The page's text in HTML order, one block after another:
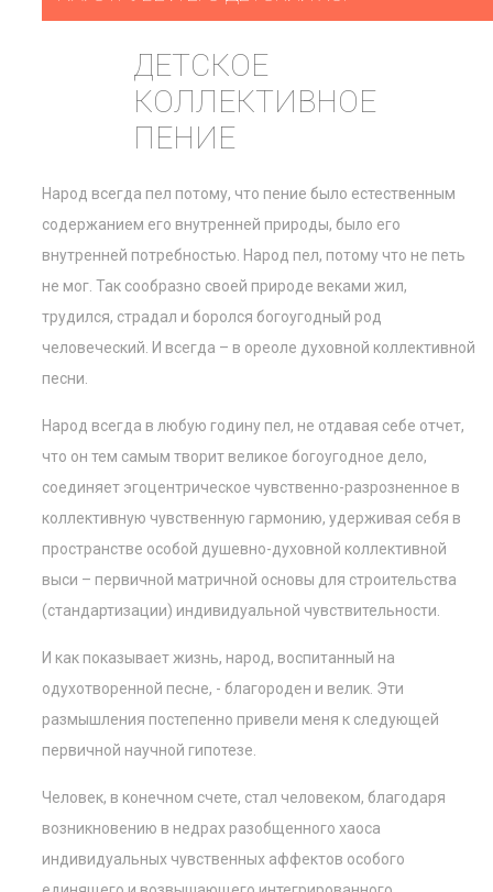
ДЕТСКОЕ
КОЛЛЕКТИВНОЕ
ПЕНИЕ
Народ всегда пел потому, что пение было естественным
содержанием его внутренней природы, было его
внутренней потребностью. Народ пел, потому что не петь
не мог. Так сообразно своей природе веками жил,
трудился, страдал и боролся богоугодный род
человеческий. И всегда – в ореоле духовной коллективной
песни.
Народ всегда в любую годину пел, не отдавая себе отчет,
что он тем самым творит великое богоугодное дело,
соединяет эгоцентрическое чувственно-разрозненное в
коллективную чувственную гармонию, удерживая себя в
пространстве особой душевно-духовной коллективной
выси – первичной матричной основы для строительства
(стандартизации) индивидуальной чувствительности.
И как показывает жизнь, народ, воспитанный на
одухотворенной песне, - благороден и велик. Эти
размышления постепенно привели меня к следующей
первичной научной гипотезе.
Человек, в конечном счете, стал человеком, благодаря
возникновению в недрах разобщенного хаоса
индивидуальных чувственных аффектов особого